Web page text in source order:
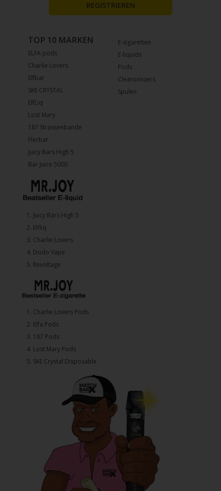
E-zigaretten
E-liquids
Pods
Clearomizers
Spulen
TOP 10 MARKEN
ELFA pods
Charlie Lovers
Elfbar
SKE CRYSTAL
ElfLiq
Lost Mary
187 Strassenbande
Flerbar
Juicy Bars High 5
Bar Juice 5000
1.⁠ ⁠Juicy Bars High 5
2.⁠ ⁠⁠Elfliq
3.⁠ ⁠⁠Charlie Lovers
4.⁠ ⁠⁠Dodo Vape
5. ⁠Revoltage
1.⁠ ⁠Charlie Lovers Pods
2.⁠ ⁠⁠Elfa Pods
3.⁠ ⁠⁠187 Pods
4.⁠ ⁠⁠Lost Mary Pods
5.⁠ ⁠⁠SKE Crystal Disposable
REGISTRIEREN